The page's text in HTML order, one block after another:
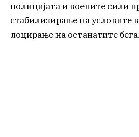
полицијата и воените сили
стабилизирање на условите
лоцирање на останатите